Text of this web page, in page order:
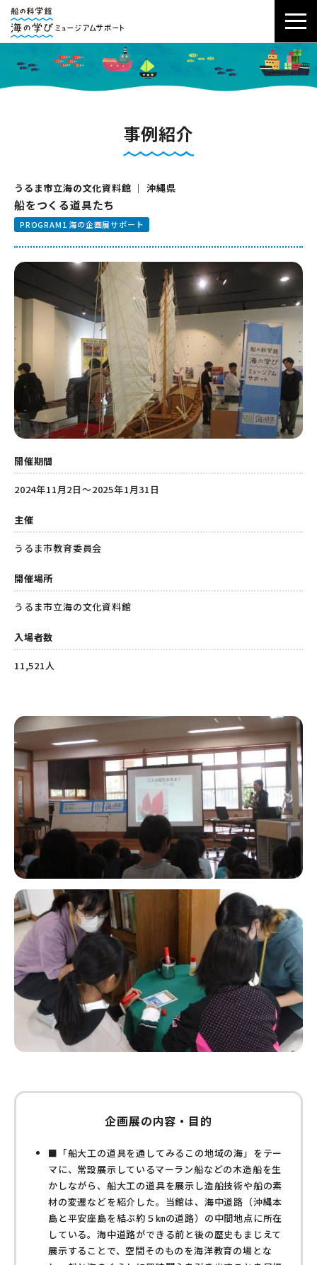
事例紹介
うるま市立海の文化資料館 ｜ 沖縄県
船をつくる道具たち
PROGRAM1 海の企画展サポート
開催期間
2024年11月2日～2025年1月31日
主催
うるま市教育委員会
開催場所
うるま市立海の文化資料館
入場者数
11,521人
企画展の内容・目的
■「船大工の道具を通してみるこの地域の海」をテー
マに、常設展示しているマーラン船などの木造船を生
かしながら、船大工の道具を展示し造船技術や船の素
材の変遷などを紹介した。当館は、海中道路（沖縄本
島と平安座島を結ぶ約５㎞の道路）の中間地点に所在
している。海中道路ができる前と後の歴史もまじえて
展示することで、空間そのものを海洋教育の場とな